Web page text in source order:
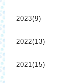
2023(9)
2022(13)
2021(15)